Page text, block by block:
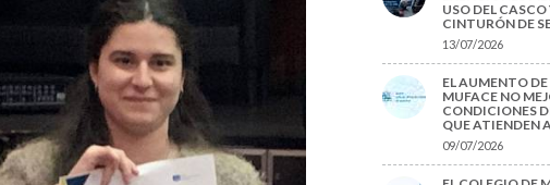
USO DEL CASCO
CINTURÓN DE
13/07/2026
EL AUMENTO
MUFACE NO
CONDICIONES
QUE ATIENDEN
09/07/2026